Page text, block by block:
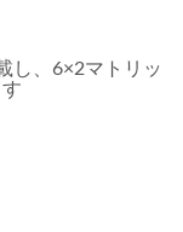
し、6×2マトリッ